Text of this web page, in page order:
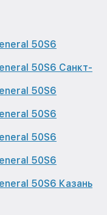
50S6
50S6 Санкт-
50S6
50S6
50S6
50S6
50S6 Казань